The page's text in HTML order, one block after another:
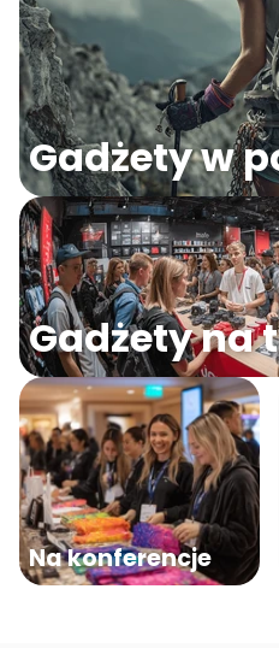
Gadżety w
Gadżety na
Na konferencje